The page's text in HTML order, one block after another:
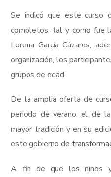
Se indicó que este curso
completos, tal y como fue
Lorena García Cázares,
organización, los
grupos de edad.
De la amplia oferta de
periodo de verano, el de
mayor tradición y en su
este gobierno de
A fin de que los niños
MODO
REGLA